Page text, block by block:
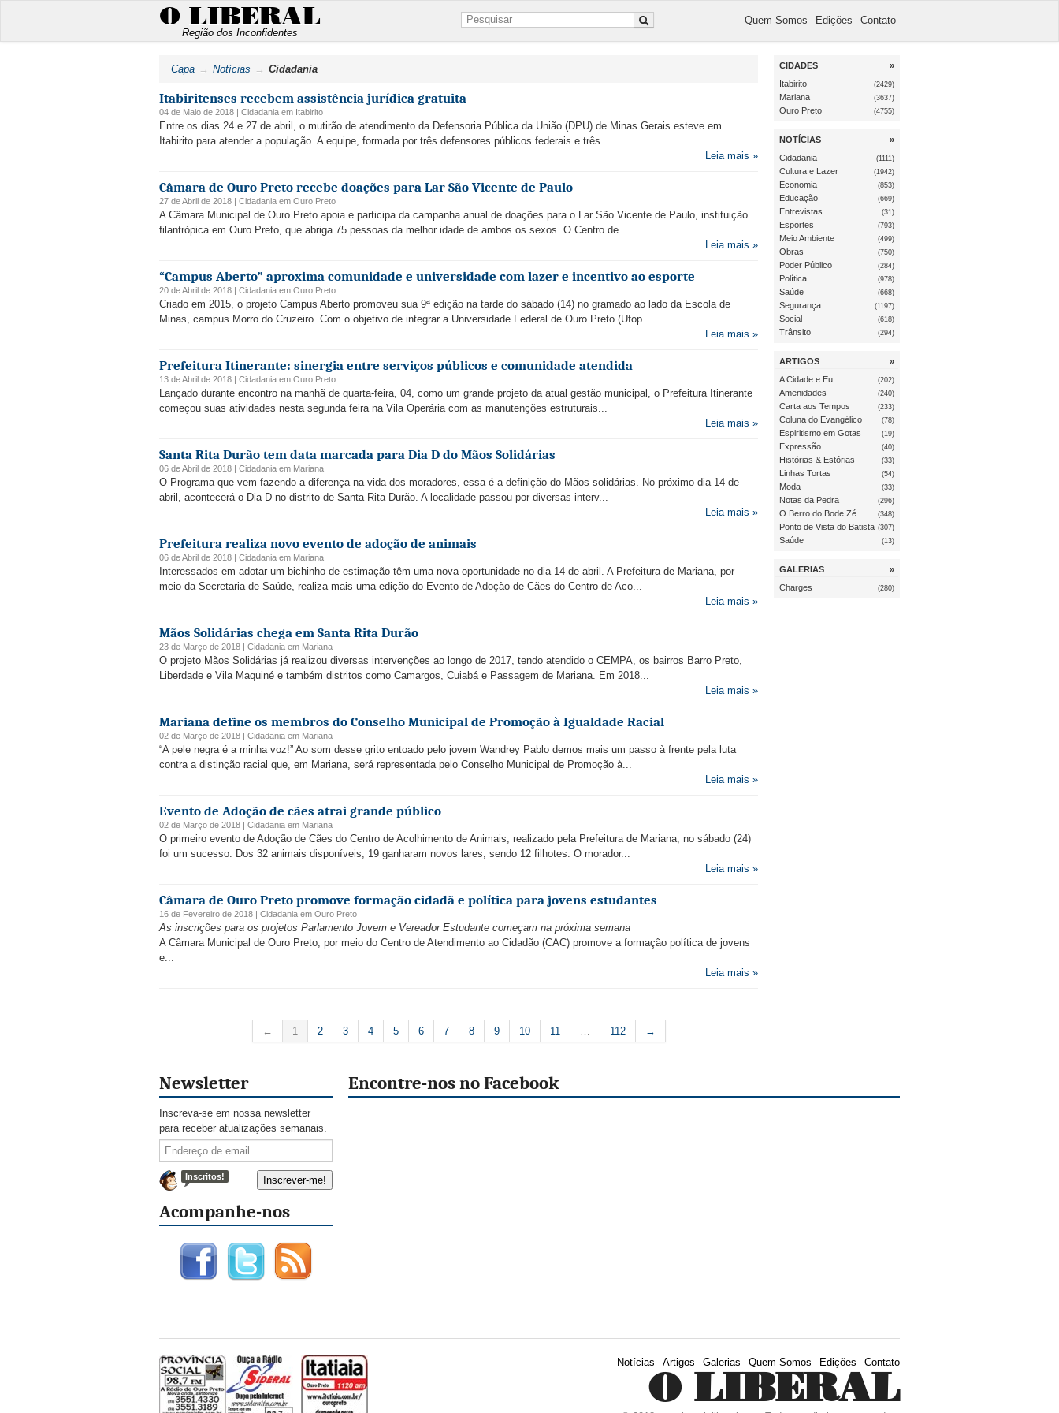
O LIBERAL
Região dos Inconfidentes
Quem Somos Edições Contato
Capa Notícias Cidadania
Itabiritenses recebem assistência jurídica gratuita
04 de Maio de 2018 | Cidadania em Itabirito
Entre os dias 24 e 27 de abril, o mutirão de atendimento da Defensoria Pública da União (DPU) de Minas Gerais esteve em
Itabirito para atender a população. A equipe, formada por três defensores públicos federais e três...
Leia mais »
Câmara de Ouro Preto recebe doações para Lar São Vicente de Paulo
27 de Abril de 2018 | Cidadania em Ouro Preto
A Câmara Municipal de Ouro Preto apoia e participa da campanha anual de doações para o Lar São Vicente de Paulo, instituição
filantrópica em Ouro Preto, que abriga 75 pessoas da melhor idade de ambos os sexos. O Centro de...
Leia mais »
“Campus Aberto” aproxima comunidade e universidade com lazer e incentivo ao esporte
20 de Abril de 2018 | Cidadania em Ouro Preto
Criado em 2015, o projeto Campus Aberto promoveu sua 9ª edição na tarde do sábado (14) no gramado ao lado da Escola de
Minas, campus Morro do Cruzeiro. Com o objetivo de integrar a Universidade Federal de Ouro Preto (Ufop...
Leia mais »
Prefeitura Itinerante: sinergia entre serviços públicos e comunidade atendida
13 de Abril de 2018 | Cidadania em Ouro Preto
Lançado durante encontro na manhã de quarta-feira, 04, como um grande projeto da atual gestão municipal, o Prefeitura Itinerante
começou suas atividades nesta segunda feira na Vila Operária com as manutenções estruturais...
Leia mais »
Santa Rita Durão tem data marcada para Dia D do Mãos Solidárias
06 de Abril de 2018 | Cidadania em Mariana
O Programa que vem fazendo a diferença na vida dos moradores, essa é a definição do Mãos solidárias. No próximo dia 14 de
abril, acontecerá o Dia D no distrito de Santa Rita Durão. A localidade passou por diversas interv...
Leia mais »
Prefeitura realiza novo evento de adoção de animais
06 de Abril de 2018 | Cidadania em Mariana
Interessados em adotar um bichinho de estimação têm uma nova oportunidade no dia 14 de abril. A Prefeitura de Mariana, por
meio da Secretaria de Saúde, realiza mais uma edição do Evento de Adoção de Cães do Centro de Aco...
Leia mais »
Mãos Solidárias chega em Santa Rita Durão
23 de Março de 2018 | Cidadania em Mariana
O projeto Mãos Solidárias já realizou diversas intervenções ao longo de 2017, tendo atendido o CEMPA, os bairros Barro Preto,
Liberdade e Vila Maquiné e também distritos como Camargos, Cuiabá e Passagem de Mariana. Em 2018...
Leia mais »
Mariana define os membros do Conselho Municipal de Promoção à Igualdade Racial
02 de Março de 2018 | Cidadania em Mariana
“A pele negra é a minha voz!” Ao som desse grito entoado pelo jovem Wandrey Pablo demos mais um passo à frente pela luta
contra a distinção racial que, em Mariana, será representada pelo Conselho Municipal de Promoção à...
Leia mais »
Evento de Adoção de cães atrai grande público
02 de Março de 2018 | Cidadania em Mariana
O primeiro evento de Adoção de Cães do Centro de Acolhimento de Animais, realizado pela Prefeitura de Mariana, no sábado (24)
foi um sucesso. Dos 32 animais disponíveis, 19 ganharam novos lares, sendo 12 filhotes. O morador...
Leia mais »
Câmara de Ouro Preto promove formação cidadã e política para jovens estudantes
16 de Fevereiro de 2018 | Cidadania em Ouro Preto
As inscrições para os projetos Parlamento Jovem e Vereador Estudante começam na próxima semana
A Câmara Municipal de Ouro Preto, por meio do Centro de Atendimento ao Cidadão (CAC) promove a formação política de jovens
e...
Leia mais »
← 1 2 3 4 5 6 7 8 9 10 11 … 112 →
CIDADES
»
Itabirito
(2429)
Mariana (3637)
Ouro Preto (4755)
NOTÍCIAS
»
Cidadania
(1111)
Cultura e Lazer (1942)
Economia (853)
Educação (669)
Entrevistas (31)
Esportes (793)
Meio Ambiente (499)
Obras (750)
Poder Público (284)
Política (978)
Saúde (668)
Segurança (1197)
Social (618)
Trânsito (294)
ARTIGOS
»
A Cidade e Eu
(202)
Amenidades (240)
Carta aos Tempos (233)
Coluna do Evangélico (78)
Espiritismo em Gotas (19)
Expressão (40)
Histórias & Estórias (33)
Linhas Tortas (54)
Moda (33)
Notas da Pedra (296)
O Berro do Bode Zé (348)
Ponto de Vista do Batista (307)
Saúde (13)
GALERIAS
»
Charges
(280)
Newsletter
Inscreva-se em nossa newsletter
para receber atualizações semanais.
Inscritos!
Acompanhe-nos
Encontre-nos no Facebook
Notícias Artigos Galerias Quem Somos Edições Contato
O LIBERAL